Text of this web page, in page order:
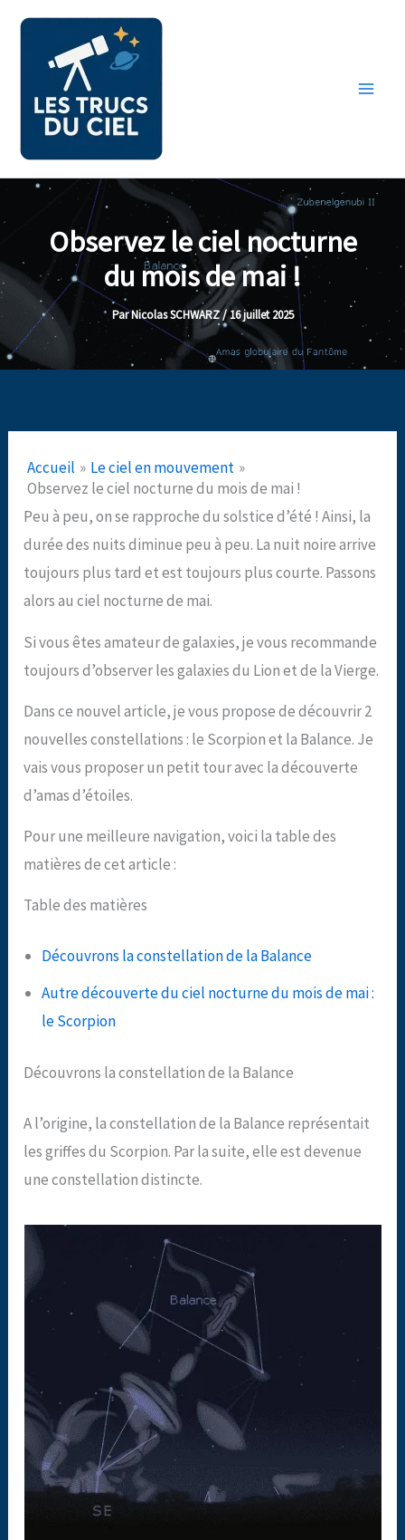
Aller
contenu
Observez le ciel nocturne
du mois de mai !
ParNicolas SCHWARZ/16 juillet 2025
Accueil
Le ciel en mouvement
Observez le ciel nocturne du mois de mai !
Peu à peu, on se rapproche du solstice d’été ! Ainsi, la
durée des nuits diminue peu à peu. La nuit noire arrive
toujours plus tard et est toujours plus courte. Passons
alors au ciel nocturne de mai.
Si vous êtes amateur de galaxies, je vous recommande
toujours d’observer les galaxies du Lion et de la Vierge.
Dans ce nouvel article, je vous propose de découvrir 2
nouvelles constellations : le Scorpion et la Balance. Je
vais vous proposer un petit tour avec la découverte
d’amas d’étoiles.
Pour une meilleure navigation, voici la table des
matières de cet article :
Table des matières
Découvrons la constellation de la Balance
Autre découverte du ciel nocturne du mois de mai :
le Scorpion
Découvrons la constellation de la Balance
A l’origine, la constellation de la Balance représentait
les griffes du Scorpion. Par la suite, elle est devenue
une constellation distincte.